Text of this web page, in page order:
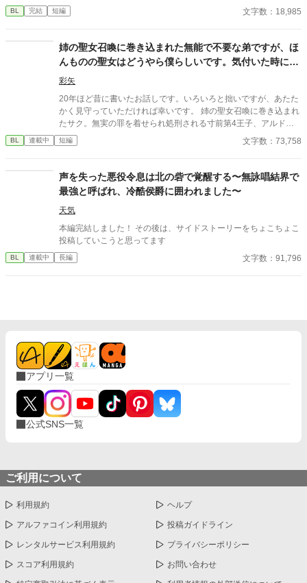
漁っている天音は、瞬時に自分に与えられた「聖女」の役割を察
するのだが……。 どうやら、この世界はそう一筋縄ではいかない
て、流していただけると幸いです。
BL 完結 短編 文字数：18,985
姉の聖女召喚に巻き込まれた無能で不要な弟ですが、ほ
んものの聖女はどうやら僕らしいです。気付いた時には
二人の皇子に完全包囲されていました
彩矢
20年ほど昔に書いたお話しです。いろいろと拙いですが、あたた
かく見守っていただければ幸いです。 姉の聖女召喚に巻き込まれ
たサク。無実の罪を着せられ処刑される寸前第4王子、アルドリ
ック殿下に助け出さる。臣籍降下したアルドリック殿下とともに
不毛の辺境の地へと旅立つサク。奇跡をおこし、隣国の第2皇
BL 連載中 短編 文字数：73,758
声を失った悪役令息は北の砦で覚醒する〜無詠唱結界で
最強と呼ばれ、冷酷侯爵に囲われました〜
天気
本編完結しました！ その後は、サイドストーリーをちょこちょこ
投稿していこうと思ってます
BL 連載中 長編 文字数：91,796
アプリ一覧
公式SNS一覧
ご利用について
利用規約 ヘルプ
アルファコイン利用規約 投稿ガイドライン
レンタルサービス利用規約 プライバシーポリシー
スコア利用規約 お問い合わせ